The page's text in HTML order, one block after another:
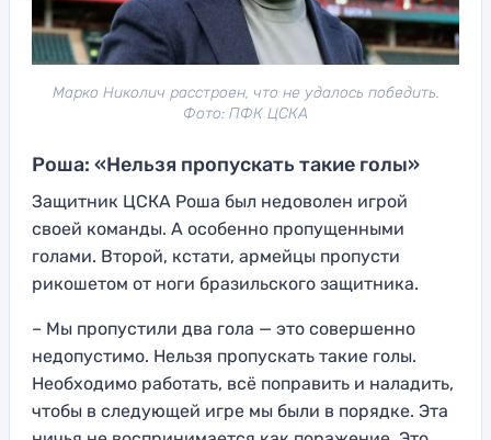
Марко Николич расстроен, что не удалось победить.
Фото: ПФК ЦСКА
Роша: «Нельзя пропускать такие голы»
Защитник ЦСКА Роша был недоволен игрой
своей команды. А особенно пропущенными
голами. Второй, кстати, армейцы пропусти
рикошетом от ноги бразильского защитника.
– Мы пропустили два гола — это совершенно
недопустимо. Нельзя пропускать такие голы.
Необходимо работать, всё поправить и наладить,
чтобы в следующей игре мы были в порядке. Эта